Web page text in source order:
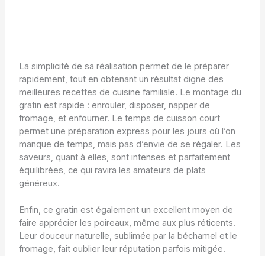
La simplicité de sa réalisation permet de le préparer
rapidement, tout en obtenant un résultat digne des
meilleures recettes de cuisine familiale. Le montage du
gratin est rapide : enrouler, disposer, napper de
fromage, et enfourner. Le temps de cuisson court
permet une préparation express pour les jours où l’on
manque de temps, mais pas d’envie de se régaler. Les
saveurs, quant à elles, sont intenses et parfaitement
équilibrées, ce qui ravira les amateurs de plats
généreux.
Enfin, ce gratin est également un excellent moyen de
faire apprécier les poireaux, même aux plus réticents.
Leur douceur naturelle, sublimée par la béchamel et le
fromage, fait oublier leur réputation parfois mitigée.